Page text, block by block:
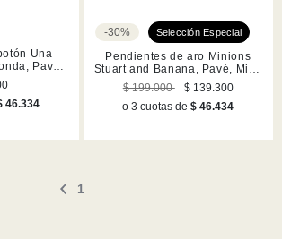
Una
Pavé,
tono oro
46.334
-30%
Pendientes de aro Minions
Stuart and Banana, Pavé, Mini,
Lilases, Acabado en tono oro
$ 199.000
$ 139.300
o 3 cuotas de$ 46.434
1